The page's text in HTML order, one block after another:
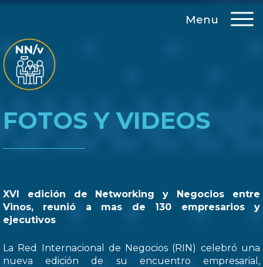
Menu
FOTOS Y VIDEOS
XVI edición de Networking y Negocios entre
Vinos, reunió a mas de 130 empresarios y
ejecutivos
La Red Internacional de Negocios (RIN) celebró una
nueva edición de su encuentro empresarial,